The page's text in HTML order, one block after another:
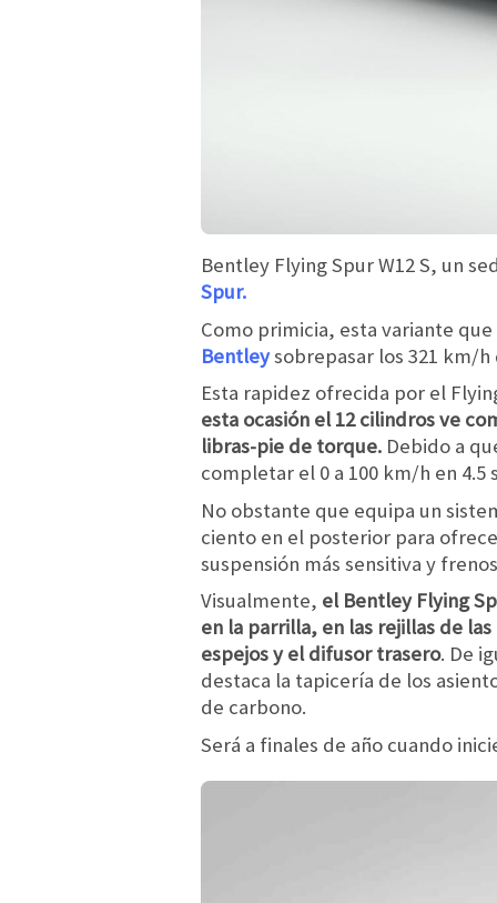
Bentley Flying Spur W12 S, un
Spur.
Como primicia, esta variante
Bentleysobrepasar los 321 km/
Esta rapidez ofrecida por el
esta ocasión el 12 cilindros ve
libras-pie de torque. Debido a
completar el 0 a 100 km/h en
No obstante que equipa un
ciento en el posterior para
suspensión más sensitiva y
Visualmente, el Bentley Flying
en la parrilla, en las rejillas de
espejos y el difusor trasero. De
destaca la tapicería de los
de carbono.
Será a finales de año cuando